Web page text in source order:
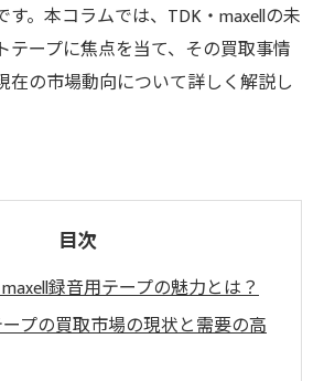
す。本コラムでは、TDK・maxellの未
テープに焦点を当て、その買取事情
在の市場動向について詳しく解説し
目次
録音用テープの魅力とは？
プの買取市場の現状と需要の高